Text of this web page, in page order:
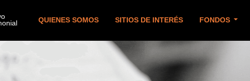
QUIENES SOMOS SITIOS DE INTERÉS FONDOS